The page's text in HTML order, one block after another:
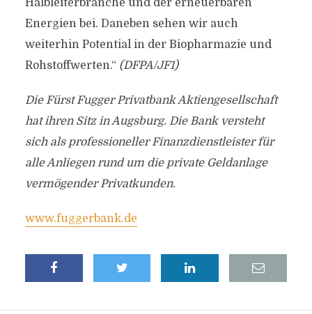
Halbleiterbranche und der erneuerbaren
Energien bei. Daneben sehen wir auch
weiterhin Potential in der Biopharmazie und
Rohstoffwerten.“ (DFPA/JF1)
Die Fürst Fugger Privatbank Aktiengesellschaft
hat ihren Sitz in Augsburg. Die Bank versteht
sich als professioneller Finanzdienstleister für
alle Anliegen rund um die private Geldanlage
vermögender Privatkunden.
www.fuggerbank.de